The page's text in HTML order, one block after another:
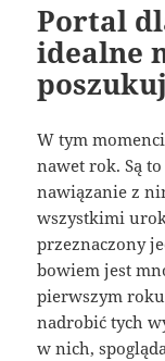
Portal
idealne
W tym
nawet rok. Są
nawiązanie z
wszystkimi
przeznaczony
bowiem jest
pierwszym roku
nadrobić tych
w nich,